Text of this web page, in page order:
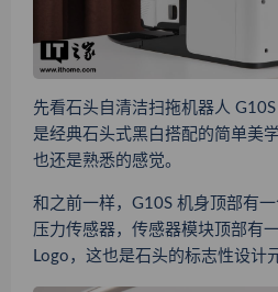
先看石头自清洁扫拖机器人
是经典石头式黑白搭配的简单美
也还是熟悉的感觉。
和之前一样，G10S 机身顶部有
压力传感器，传感器模块顶部有
Logo，这也是石头的标志性设计